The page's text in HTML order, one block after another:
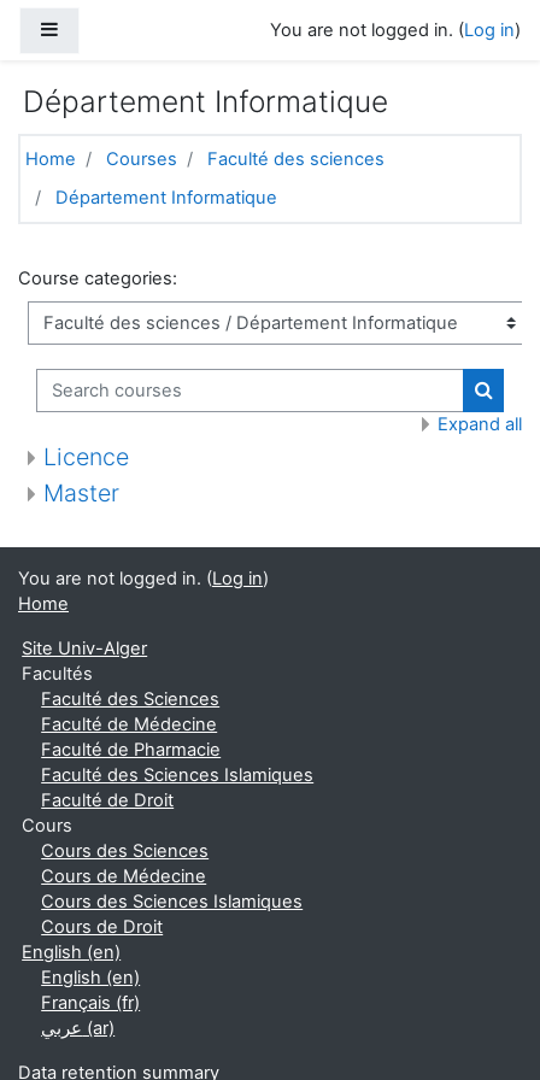
You are not logged in. (Log in)
Département Informatique
Home Courses
Faculté des sciences
Département Informatique
Course categories:
Search courses
Expand all
Licence
Master
You are not logged in. (Log in)
Home
Site Univ-Alger
Facultés
Faculté des Sciences
Faculté de Médecine
Faculté de Pharmacie
Faculté des Sciences Islamiques
Faculté de Droit
Cours
Cours des Sciences
Cours de Médecine
Cours des Sciences Islamiques
Cours de Droit
English ‎(en)‎
English ‎(en)‎
Français ‎(fr)‎
عربي ‎(ar)‎
Data retention summary